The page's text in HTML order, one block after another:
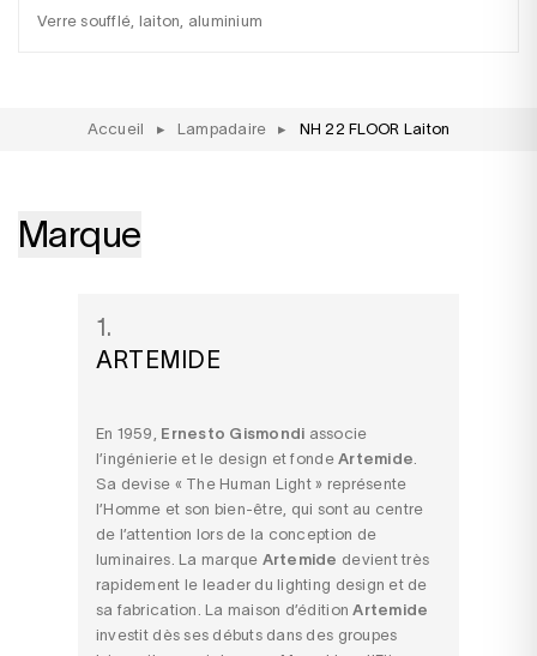
verre soufflé, laiton, aluminium
Accueil ▸ Lampadaire ▸ NH 22 FLOOR Laiton
Marque
1.
ARTEMIDE
En 1959, Ernesto Gismondi associe
l’ingénierie et le design et fondeArtemide
Sa devise « The Human Light » représente
l’Homme et son bien-être, qui sont au centre
de l’attention lors de la conception de
luminaires. La marque Artemide devient très
rapidement le leader du lighting design et de
sa fabrication. La maison d’éditionArtemide
investit dès ses débuts dans des groupes